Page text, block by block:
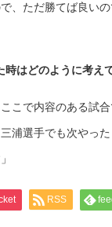
、ただ勝てば良い
はどのように考え
こで内容のある試
選手でも次やった
RSS